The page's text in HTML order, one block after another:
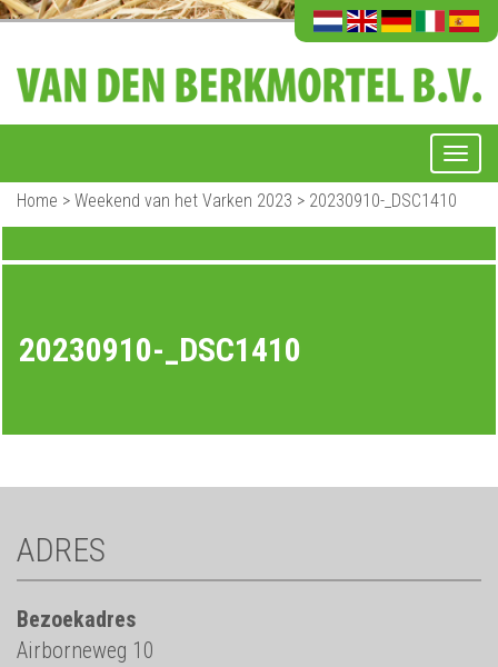
Home > Weekend van het Varken 2023 > 20230910-_DSC1410
20230910-_DSC1410
ADRES
Bezoekadres
Airborneweg 10